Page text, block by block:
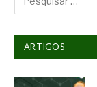
ARTIGOS